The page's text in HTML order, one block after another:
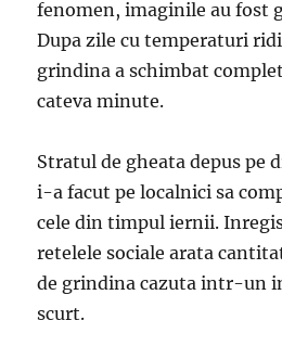
fenomen, imaginile au fost
Dupa zile cu temperaturi
grindina a schimbat
cateva minute.
Stratul de gheata depus pe
i-a facut pe localnici sa
cele din timpul iernii.
retelele sociale arata
de grindina cazuta intr-un
scurt.